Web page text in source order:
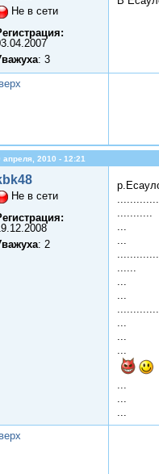
Не в сети
: 3
апреля, 2010 - 12:21
Не в сети
: 2